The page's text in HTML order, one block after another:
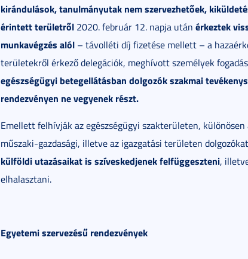
kirándulások, tanulmányutak nem szervezhetőek,
érintett területről 2020. február 12. napja után érkeztek
munkavégzés alól – távolléti díj fizetése mellett – a
területekről érkező delegációk, meghívott személyek
egészségügyi betegellátásban dolgozók szakmai
rendezvényen ne vegyenek részt.
Emellett felhívják az egészségügyi szakterületen,
műszaki-gazdasági, illetve az igazgatási területen
külföldi utazásaikat is szíveskedjenek felfüggeszteni,
elhalasztani.
Egyetemi szervezésű rendezvények